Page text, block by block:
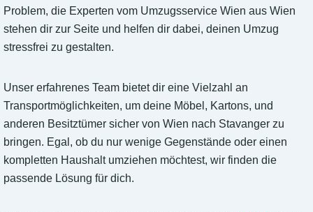
Problem, die Experten vom Umzugsservice Wien aus Wien
stehen dir zur Seite und helfen dir dabei, deinen Umzug
stressfrei zu gestalten.
Unser erfahrenes Team bietet dir eine Vielzahl an
Transportmöglichkeiten, um deine Möbel, Kartons, und
anderen Besitztümer sicher von Wien nach Stavanger zu
bringen. Egal, ob du nur wenige Gegenstände oder einen
kompletten Haushalt umziehen möchtest, wir finden die
passende Lösung für dich.